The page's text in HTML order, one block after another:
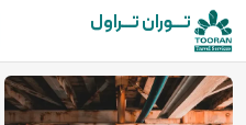
تـــوران تـــراول